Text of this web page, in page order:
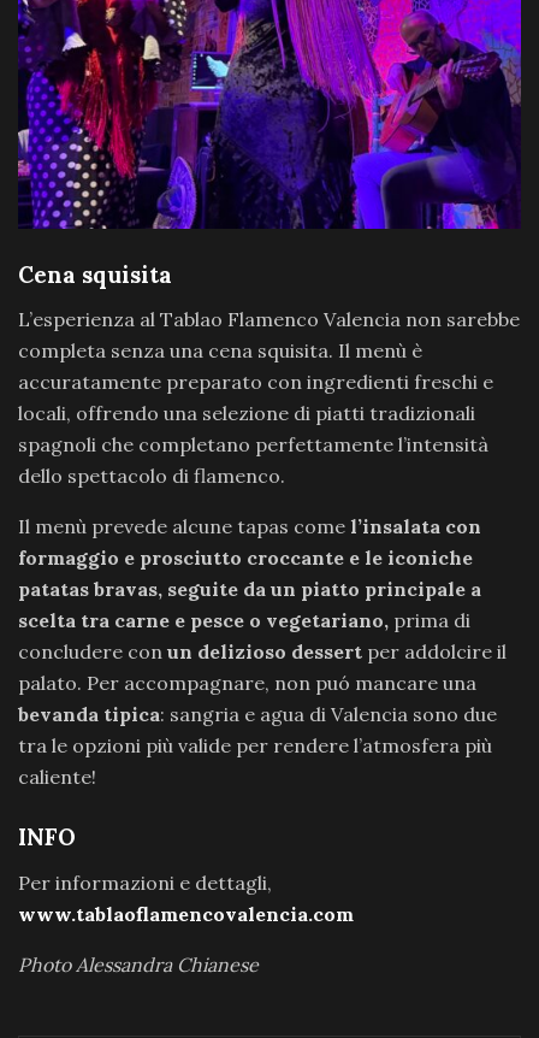
Cena squisita
L’esperienza al Tablao Flamenco Valencia non sarebbe
completa senza una cena squisita. Il menù è
accuratamente preparato con ingredienti freschi e
locali, offrendo una selezione di piatti tradizionali
spagnoli che completano perfettamente l’intensità
dello spettacolo di flamenco.
Il menù prevede alcune tapas come l’insalata con
formaggio e prosciutto croccante e le iconiche
patatas bravas, seguite da un piatto principale a
scelta tra carne e pesce o vegetariano, prima di
concludere con un delizioso dessert per addolcire il
palato. Per accompagnare, non puó mancare una
bevanda tipica: sangria e agua di Valencia sono due
tra le opzioni più valide per rendere l’atmosfera più
caliente!
INFO
Per informazioni e dettagli,
www.tablaoflamencovalencia.com
Photo Alessandra Chianese